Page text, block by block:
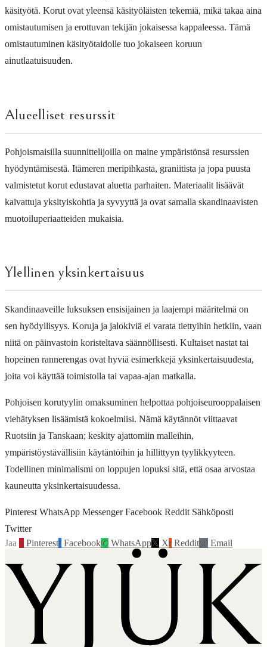
käsityötä. Korut ovat yleensä käsityöläisten tekemiä, mikä takaa aina
omistautumisen ja erottuvan tekijän jokaisessa kappaleessa. Tämä
omistautuminen käsityötaidolle tuo jokaiseen koruun
ainutlaatuisuuden.
Alueelliset resurssit
Pohjoismaisilla suunnittelijoilla on maine ympäristönsä resurssien
hyödyntämisestä. Itämeren meripihkasta, graniitista ja jopa puusta
valmistetut korut edustavat aluetta parhaiten. Materiaalit lisäävät
kaivattuja yksityiskohtia ja syvyyttä ja ovat samalla skandinaavisten
muotoiluperiaatteiden mukaisia.
Ylellinen yksinkertaisuus
Skandinaaveille luksuksen ensisijainen ja laajempi määritelmä on
sen hyödyllisyys. Koruja ja jalokiviä ei varata tiettyihin hetkiin, vaan
niitä on päinvastoin koristeltava säännöllisesti. Kultaiset nastat tai
hopeinen rannerengas ovat hyviä esimerkkejä yksinkertaisuudesta,
joita voi käyttää toimistolla tai vapaa-ajan matkalla.
Pohjoisen korutyylin omaksuminen helpottaa pohjoiseurooppalaisen
viehätyksen lisäämistä kokoelmiisi. Nämä käytännöt viittaavat
Ruotsiin ja Tanskaan; keskity ajattomiin malleihin,
ympäristöystävällisiin käytäntöihin ja hillittyyn tyylikkyyteen.
Todellinen minimalismi on loppujen lopuksi sitä, että osaa arvostaa
kauneutta yksinkertaisuudessa.
Pinterest WhatsApp Messenger Facebook Reddit Sähköposti
Twitter
Jaa PPinterestfFacebook✆ WhatsApp𝕏 XrReddit@ Email